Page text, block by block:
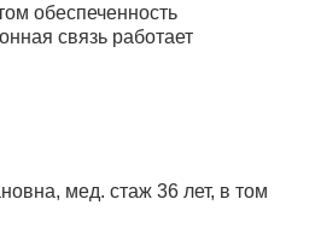
обеспеченность
связь работает
мед. стаж 36 лет, в том